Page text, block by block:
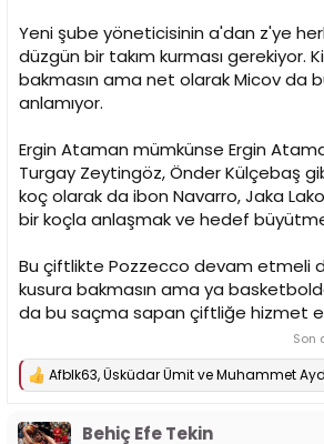
Yeni şube yöneticisinin a'dan z'ye
düzgün bir takım kurması gerekiyor.
bakmasın ama net olarak Micov da
anlamıyor.
Ergin Ataman mümkünse Ergin
Turgay Zeytingöz, Önder Külçebaş
koç olarak da ibon Navarro, Jaka
bir koçla anlaşmak ve hedef
Bu çiftlikte Pozzecco devam etmeli
kusura bakmasın ama ya
da bu saçma sapan çiftliğe hizmet
Son
T
k
Afblk63,Üsküdar ÜmitveMuhammet
Behiç Efe Tekin